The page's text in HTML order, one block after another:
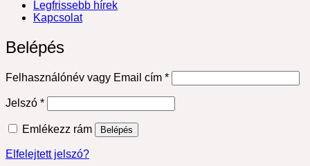
Legfrissebb hírek
Kapcsolat
Belépés
Felhasználónév vagy Email cím *Kötelező
Jelszó *Kötelező
Emlékezz rám Belépés
Elfelejtett jelszó?